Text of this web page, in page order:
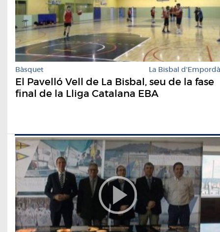
Bàsquet La Bisbal d'Empordà
El Pavelló Vell de La Bisbal, seu de la fase
final de la Lliga Catalana EBA